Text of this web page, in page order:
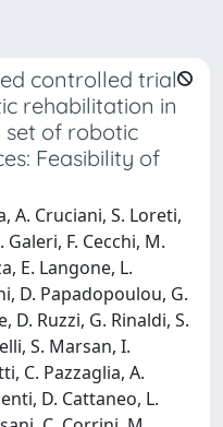
controlled trial
rehabilitation in
set of robotic
Feasibility of
A. Cruciani, S. Loreti,
F. Cecchi, M.
E. Langone, L.
D. Papadopoulou, G.
D. Ruzzi, G. Rinaldi, S.
S. Marsan, I.
C. Pazzaglia, A.
D. Cattaneo, L.